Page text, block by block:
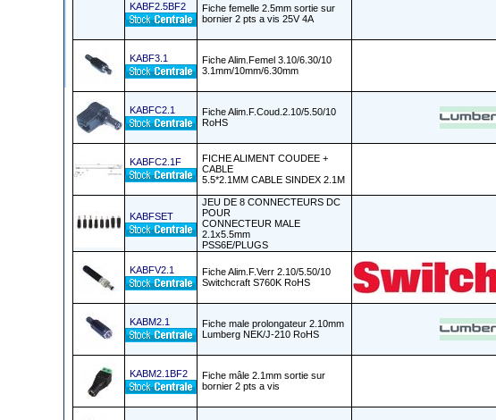
KABF2.5BF2
Fiche femelle 2.5mm sortie sur
bornier 2 pts a vis 25V 4A
KABF3.1
Fiche Alim.Femel 3.10/6.30/10
3.1mm/10mm/6.30mm
KABFC2.1
Fiche Alim.F.Coud.2.10/5.50/10
RoHS
KABFC2.1F
FICHE ALIMENT COUDEE +
CABLE
5.5*2.1MM CABLE SINDEX 2.1M
KABFSET
JEU DE 8 CONNECTEURS DC
POUR
CONNECTEUR MALE
2.1x5.5mm
PSS6E/PLUGS
KABFV2.1
Fiche Alim.F.Verr 2.10/5.50/10
Switchcraft S760K RoHS
KABM2.1
Fiche male prolongateur 2.10mm
Lumberg NEK/J-210 RoHS
KABM2.1BF2
Fiche mâle 2.1mm sortie sur
bornier 2 pts a vis